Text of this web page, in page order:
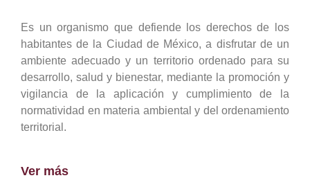
Es un organismo que defiende los derechos de los
habitantes de la Ciudad de México, a disfrutar de un
ambiente adecuado y un territorio ordenado para su
desarrollo, salud y bienestar, mediante la promoción y
vigilancia de la aplicación y cumplimiento de la
normatividad en materia ambiental y del ordenamiento
territorial.
Ver más